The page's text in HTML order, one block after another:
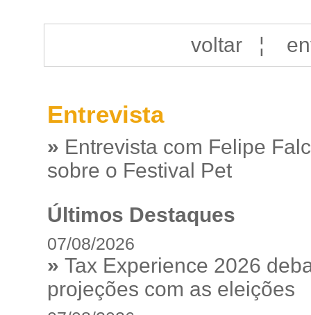
voltar¦
Entrevista
» Entrevista com Felipe
sobre o Festival Pet
Últimos Destaques
07/08/2026
» Tax Experience 2026
projeções com as eleições